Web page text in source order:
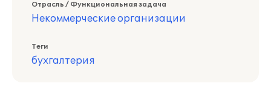
Отрасль / Функциональная задача
Некоммерческие организации
Теги
бухгалтерия